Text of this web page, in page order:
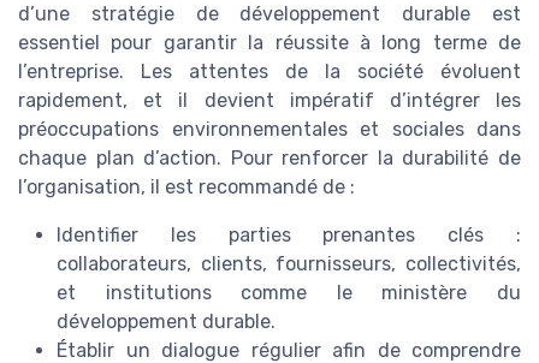
d’une stratégie de développement durable est
essentiel pour garantir la réussite à long terme de
l’entreprise. Les attentes de la société évoluent
rapidement, et il devient impératif d’intégrer les
préoccupations environnementales et sociales dans
chaque plan d’action. Pour renforcer la durabilité de
l’organisation, il est recommandé de :
Identifier les parties prenantes clés :
collaborateurs, clients, fournisseurs, collectivités,
et institutions comme le ministère du
développement durable.
Établir un dialogue régulier afin de comprendre